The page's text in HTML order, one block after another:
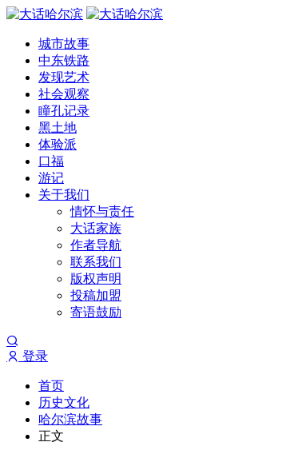
城市故事
中东铁路
发现艺术
社会观察
瞳孔记录
黑土地
体验派
口福
游记
关于我们
情怀与责任
大话家族
作者导航
联系我们
版权声明
投稿加盟
寄语鼓励
登录
首页
历史文化
哈尔滨故事
正文